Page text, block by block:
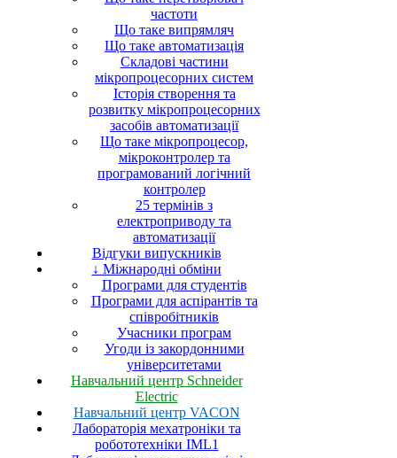
частоти
Що таке випрямляч
Що таке автоматизація
Складові частини
мікропроцесорних систем
Історія створення та
розвитку мікропроцесорних
засобів автоматизації
Що таке мікропроцесор,
мікроконтролер та
програмований логічний
контролер
25 термінів з
електроприводу та
автоматизації
Відгуки випускників
↓ Міжнародні обміни
Програми для студентів
Програми для аспірантів та
співробітників
Учасники програм
Угоди із закордонними
університетами
Навчальний центр Schneider
Electric
Навчальний центр VACON
Лабораторія мехатроніки та
робототехніки IML1